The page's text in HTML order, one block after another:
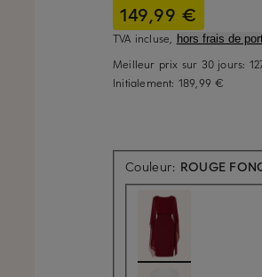
149,99 €
TVA incluse, hors frais de
Meilleur prix sur 30 jours:
Initialement: 189,99 €
Couleur: ROUGE